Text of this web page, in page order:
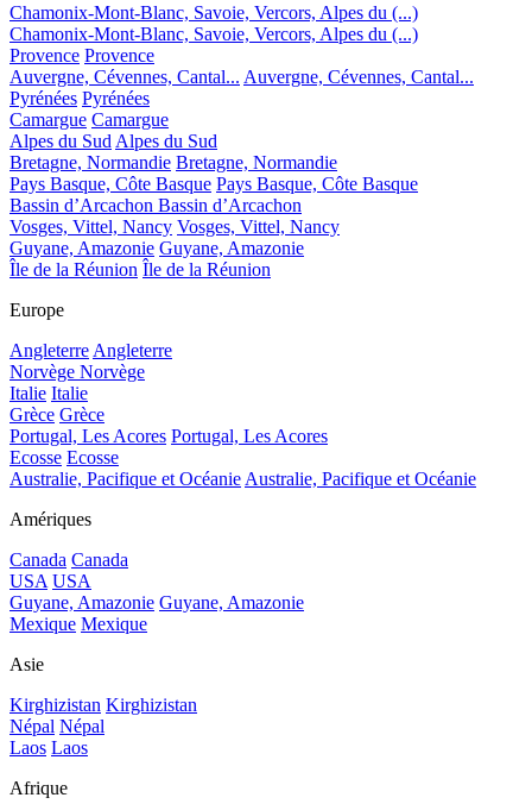
Chamonix-Mont-Blanc, Savoie, Vercors, Alpes du (...)
Chamonix-Mont-Blanc, Savoie, Vercors, Alpes du (...)
Provence Provence
Auvergne, Cévennes, Cantal... Auvergne, Cévennes, Cantal...
Pyrénées Pyrénées
Camargue Camargue
Alpes du Sud Alpes du Sud
Bretagne, Normandie Bretagne, Normandie
Pays Basque, Côte Basque Pays Basque, Côte Basque
Bassin d’Arcachon Bassin d’Arcachon
Vosges, Vittel, Nancy Vosges, Vittel, Nancy
Guyane, Amazonie Guyane, Amazonie
Île de la Réunion Île de la Réunion
Europe
Angleterre Angleterre
Norvège Norvège
Italie Italie
Grèce Grèce
Portugal, Les Acores Portugal, Les Acores
Ecosse Ecosse
Australie, Pacifique et Océanie Australie, Pacifique et Océanie
Amériques
Canada Canada
USA USA
Guyane, Amazonie Guyane, Amazonie
Mexique Mexique
Asie
Kirghizistan Kirghizistan
Népal Népal
Laos Laos
Afrique